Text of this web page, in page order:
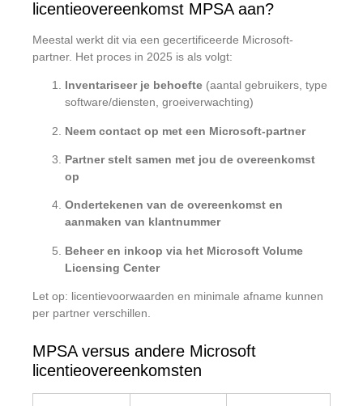
licentieovereenkomst MPSA aan?
Meestal werkt dit via een gecertificeerde Microsoft-
partner. Het proces in 2025 is als volgt:
Inventariseer je behoefte (aantal gebruikers, type
software/diensten, groeiverwachting)
Neem contact op met een Microsoft-partner
Partner stelt samen met jou de overeenkomst
op
Ondertekenen van de overeenkomst en
aanmaken van klantnummer
Beheer en inkoop via het Microsoft Volume
Licensing Center
Let op: licentievoorwaarden en minimale afname kunnen
per partner verschillen.
MPSA versus andere Microsoft
licentieovereenkomsten